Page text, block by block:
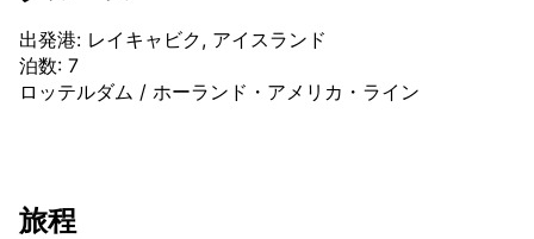
出発港: レイキャビク, アイスランド
泊数: 7
ロッテルダム / ホーランド・アメリカ・ライン
旅程